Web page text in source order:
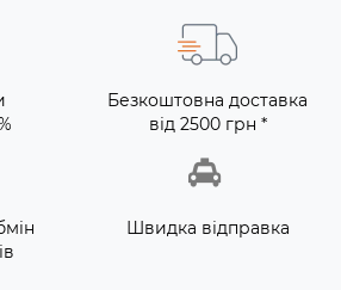
Безкоштовна доставка
від 2500 грн *
Швидка відправка